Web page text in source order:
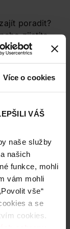
Více o cookies
VÁŠ
naše služby
našich
funkce, mohli
vám mohli
vše“
a se
cookies.
poradit?
zjistíte
že se vám
kožních
u
sami.
obnovit pH
na krásné